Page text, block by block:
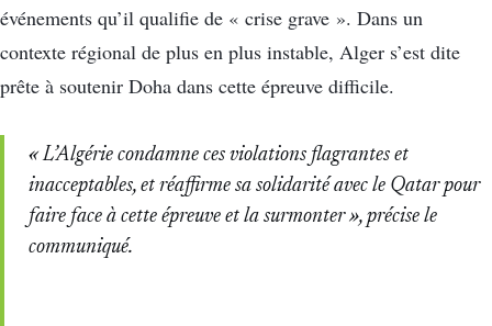
événements qu’il qualifie de « crise grave ». Dans un
contexte régional de plus en plus instable, Alger s’est dite
prête à soutenir Doha dans cette épreuve difficile.
« L’Algérie condamne ces violations flagrantes et
inacceptables, et réaffirme sa solidarité avec le Qatar pour
faire face à cette épreuve et la surmonter », précise le
communiqué.